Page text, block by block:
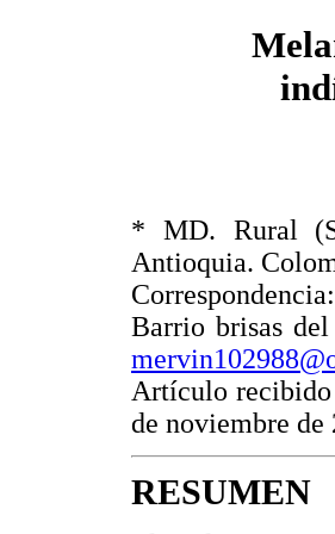
* MD. Rural
Antioquia.
Barrio brisas
Artículo recibido
de noviembre de
RESUMEN